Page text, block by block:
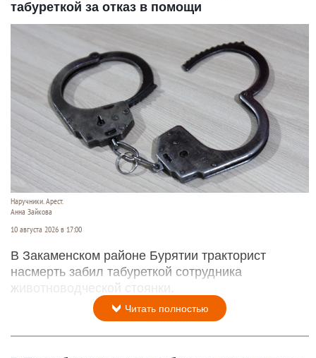
табуреткой за отказ в помощи
Наручники. Арест.
Анна Зайкова
10 августа 2026 в 17:00
В Закаменском районе Бурятии тракторист
насмерть забил табуреткой сотрудника
животноводческой стоянки.
Читать полностью